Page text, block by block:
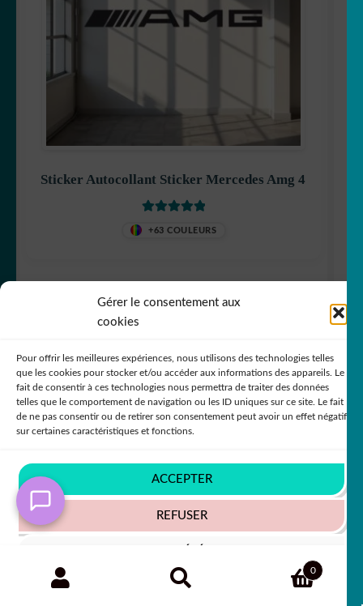
Gérer le consentement aux
cookies
Pour offrir les meilleures expériences, nous utilisons des technologies telles
que les cookies pour stocker et/ou accéder aux informations des appareils. Le
fait de consentir à ces technologies nous permettra de traiter des données
telles que le comportement de navigation ou les ID uniques sur ce site. Le fait
de ne pas consentir ou de retirer son consentement peut avoir un effet négatif
sur certaines caractéristiques et fonctions.
ACCEPTER
REFUSER
Politique de confidentialité
Sticker Autocollant Sticker Mercedes Amg 4
+63 COULEURS
50% SUR LE 2ÈME !!
Sticker Autocollant Sticker Mercedes AMG 2
Recherche
RECHERCHE 0